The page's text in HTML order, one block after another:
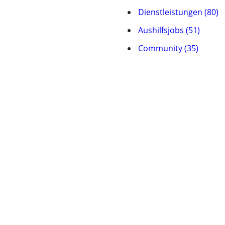
Dienstleistungen (80)
Aushilfsjobs (51)
Community (35)